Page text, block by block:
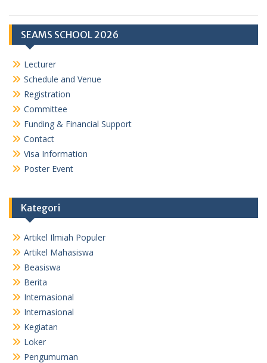
SEAMS SCHOOL 2026
Lecturer
Schedule and Venue
Registration
Committee
Funding & Financial Support
Contact
Visa Information
Poster Event
Kategori
Artikel Ilmiah Populer
Artikel Mahasiswa
Beasiswa
Berita
Internasional
Internasional
Kegiatan
Loker
Pengumuman